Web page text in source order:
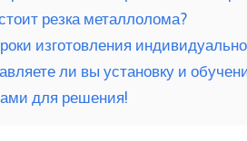
резка металлолома?
изготовления
ли вы установку и
для решения!